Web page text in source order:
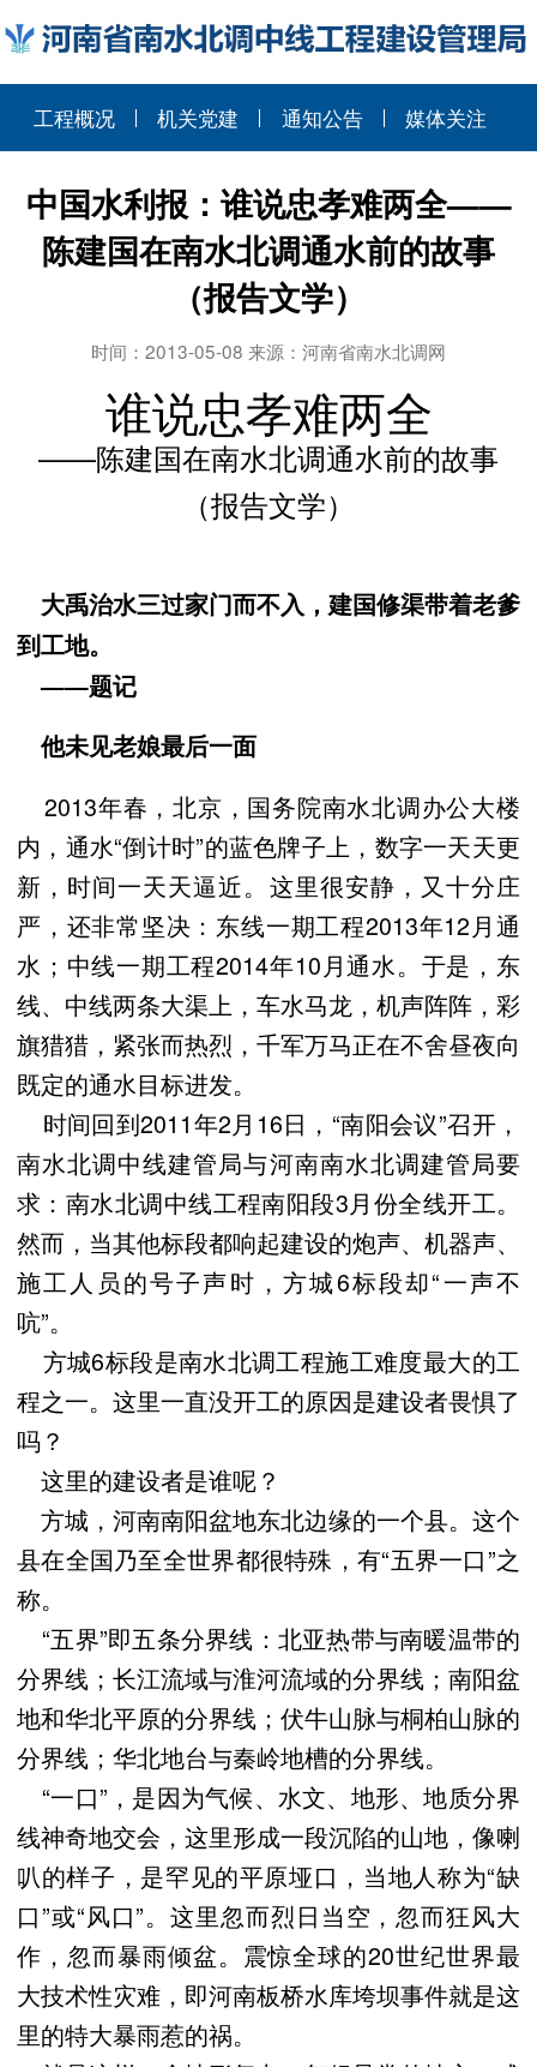
工程概况 机关党建 通知公告 媒体关注
中国水利报：谁说忠孝难两全——
陈建国在南水北调通水前的故事
（报告文学）
时间：2013-05-08 来源：河南省南水北调网
谁说忠孝难两全
——陈建国在南水北调通水前的故事
（报告文学）
大禹治水三过家门而不入，建国修渠带着老爹
到工地。
——题记
他未见老娘最后一面
2013年春，北京，国务院南水北调办公大楼
内，通水“倒计时”的蓝色牌子上，数字一天天更
新，时间一天天逼近。这里很安静，又十分庄
严，还非常坚决：东线一期工程2013年12月通
水；中线一期工程2014年10月通水。于是，东
线、中线两条大渠上，车水马龙，机声阵阵，彩
旗猎猎，紧张而热烈，千军万马正在不舍昼夜向
既定的通水目标进发。
时间回到2011年2月16日，“南阳会议”召开，
南水北调中线建管局与河南南水北调建管局要
求：南水北调中线工程南阳段3月份全线开工。
然而，当其他标段都响起建设的炮声、机器声、
施工人员的号子声时，方城6标段却“一声不
吭”。
方城6标段是南水北调工程施工难度最大的工
程之一。这里一直没开工的原因是建设者畏惧了
吗？
这里的建设者是谁呢？
方城，河南南阳盆地东北边缘的一个县。这个
县在全国乃至全世界都很特殊，有“五界一口”之
称。
“五界”即五条分界线：北亚热带与南暖温带的
分界线；长江流域与淮河流域的分界线；南阳盆
地和华北平原的分界线；伏牛山脉与桐柏山脉的
分界线；华北地台与秦岭地槽的分界线。
“一口”，是因为气候、水文、地形、地质分界
线神奇地交会，这里形成一段沉陷的山地，像喇
叭的样子，是罕见的平原垭口，当地人称为“缺
口”或“风口”。这里忽而烈日当空，忽而狂风大
作，忽而暴雨倾盆。震惊全球的20世纪世界最
大技术性灾难，即河南板桥水库垮坝事件就是这
里的特大暴雨惹的祸。